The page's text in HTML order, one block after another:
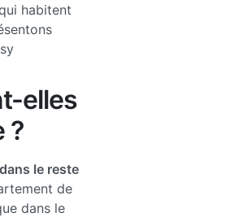
habitent
elles
?
le reste
de
dans le